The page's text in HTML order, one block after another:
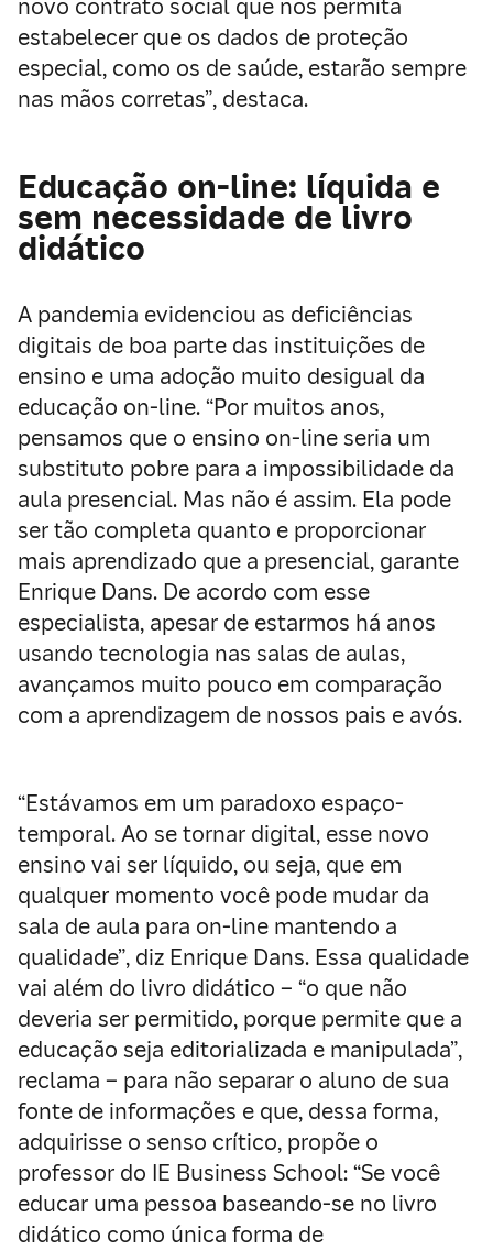
novo contrato social que nos permita
estabelecer que os dados de proteção
especial, como os de saúde, estarão sempre
nas mãos corretas”, destaca.
Educação on-line: líquida e
sem necessidade de livro
didático
A pandemia evidenciou as deficiências
digitais de boa parte das instituições de
ensino e uma adoção muito desigual da
educação on-line. “Por muitos anos,
pensamos que o ensino on-line seria um
substituto pobre para a impossibilidade da
aula presencial. Mas não é assim. Ela pode
ser tão completa quanto e proporcionar
mais aprendizado que a presencial, garante
Enrique Dans. De acordo com esse
especialista, apesar de estarmos há anos
usando tecnologia nas salas de aulas,
avançamos muito pouco em comparação
com a aprendizagem de nossos pais e avós.
“Estávamos em um paradoxo espaço-
temporal. Ao se tornar digital, esse novo
ensino vai ser líquido, ou seja, que em
qualquer momento você pode mudar da
sala de aula para on-line mantendo a
qualidade”, diz Enrique Dans. Essa qualidade
vai além do livro didático – “o que não
deveria ser permitido, porque permite que a
educação seja editorializada e manipulada”,
reclama – para não separar o aluno de sua
fonte de informações e que, dessa forma,
adquirisse o senso crítico, propõe o
professor do IE Business School: “Se você
educar uma pessoa baseando-se no livro
didático como única forma de